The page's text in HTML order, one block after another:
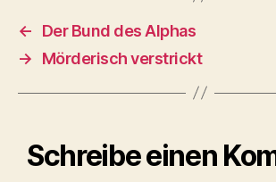
←
Der Bund des Alphas
→
Mörderisch verstrickt
Schreibe einen